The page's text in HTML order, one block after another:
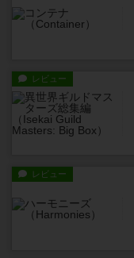
レビュー
レビュー